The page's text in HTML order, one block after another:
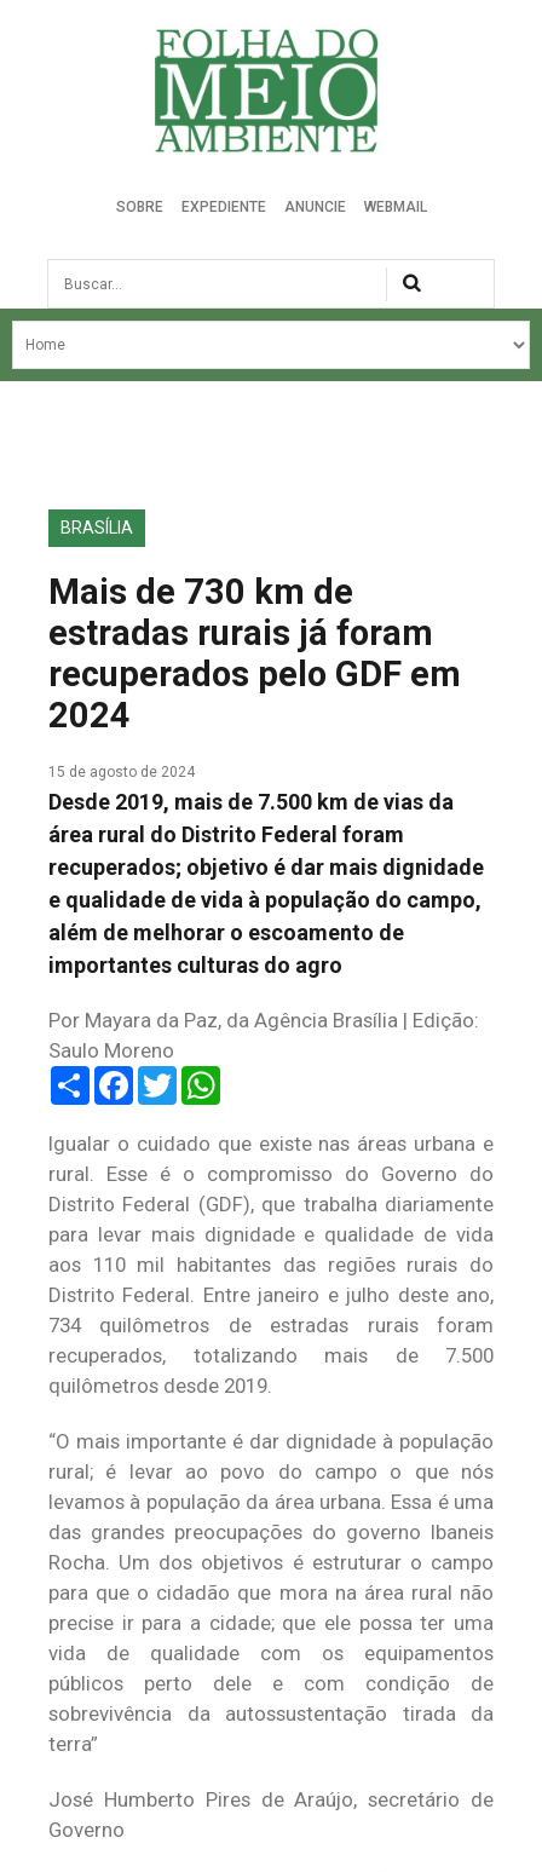
Folha do Meio Ambiente
SOBRE EXPEDIENTE ANUNCIE WEBMAIL
Busca
NOSSA HISTÓRIA
EDIÇÕES ANTERIORES
FALE CONOSCO
BRASÍLIA
Mais de 730 km de
estradas rurais já foram
recuperados pelo GDF em
2024
15 de agosto de 2024
Desde 2019, mais de 7.500 km de vias da
área rural do Distrito Federal foram
recuperados; objetivo é dar mais dignidade
e qualidade de vida à população do campo,
além de melhorar o escoamento de
importantes culturas do agro
Por Mayara da Paz, da Agência Brasília | Edição:
Saulo Moreno
ShareFacebook
Twitter
Igualar o cuidado que existe nas áreas urbana e
rural. Esse é o compromisso do Governo do
Distrito Federal (GDF), que trabalha diariamente
para levar mais dignidade e qualidade de vida
aos 110 mil habitantes das regiões rurais do
Distrito Federal. Entre janeiro e julho deste ano,
734 quilômetros de estradas rurais foram
recuperados, totalizando mais de 7.500
quilômetros desde 2019.
“O mais importante é dar dignidade à população
rural; é levar ao povo do campo o que nós
levamos à população da área urbana. Essa é uma
das grandes preocupações do governo Ibaneis
Rocha. Um dos objetivos é estruturar o campo
para que o cidadão que mora na área rural não
precise ir para a cidade; que ele possa ter uma
vida de qualidade com os equipamentos
públicos perto dele e com condição de
sobrevivência da autossustentação tirada da
terra”
José Humberto Pires de Araújo, secretário de
Governo